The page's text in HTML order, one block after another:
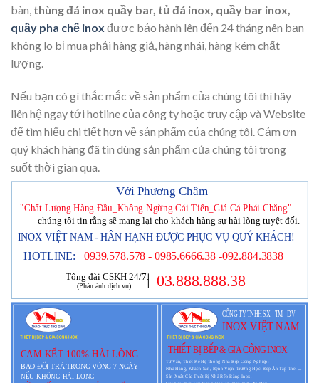
bàn, thùng đá inox quầy bar, tủ đá inox, quầy bar inox,
quầy pha chế inox được bảo hành lên đến 24 tháng nên bạn
không lo bị mua phải hàng giả, hàng nhái, hàng kém chất
lượng.
Nếu bạn có gì thắc mắc về sản phẩm của chúng tôi thì hãy
liên hệ ngay tới hotline của công ty hoặc truy cập và Website
để tìm hiểu chi tiết hơn về sản phẩm của chúng tôi. Cảm ơn
quý khách hàng đã tin dùng sản phẩm của chúng tôi trong
suốt thời gian qua.